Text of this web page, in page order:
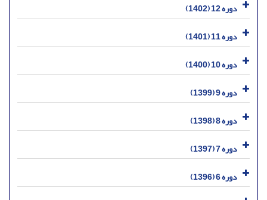
دوره 12 (1402)
دوره 11 (1401)
دوره 10 (1400)
دوره 9 (1399)
دوره 8 (1398)
دوره 7 (1397)
دوره 6 (1396)